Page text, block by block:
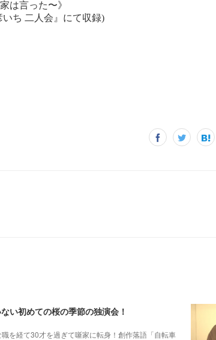
い初めての桜の季節の独演会！
を経て30才を過ぎて噺家に転身！創作落語「自転車